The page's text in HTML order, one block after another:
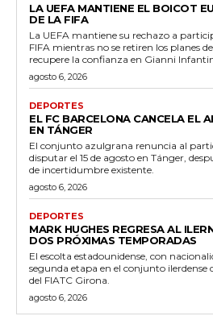
LA UEFA MANTIENE EL BOICOT
DE LA FIFA
La UEFA mantiene su rechazo a
FIFA mientras no se retiren los planes
recupere la confianza en Gianni
agosto 6, 2026
DEPORTES
EL FC BARCELONA CANCELA EL
EN TÁNGER
El conjunto azulgrana renuncia al
disputar el 15 de agosto en Tánger,
de incertidumbre existente.
agosto 6, 2026
DEPORTES
MARK HUGHES REGRESA AL
DOS PRÓXIMAS TEMPORADAS
El escolta estadounidense, con
segunda etapa en el conjunto ilerdense
del FIATC Girona.
agosto 6, 2026